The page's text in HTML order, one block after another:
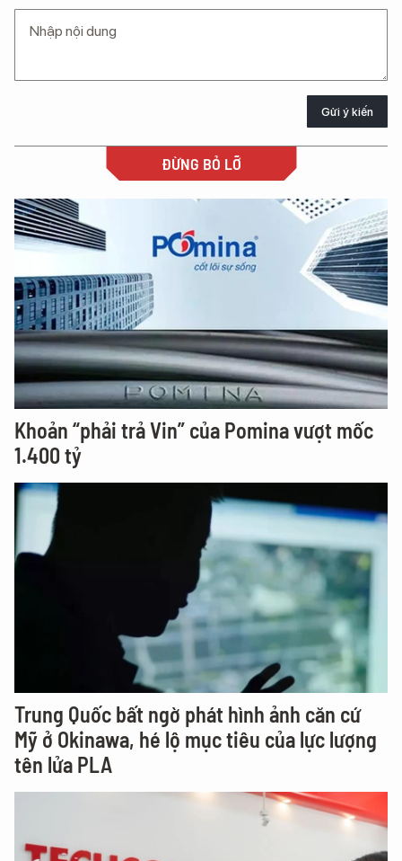
Gửi ý kiến
ĐỪNG BỎ LỠ
Khoản “phải trả Vin” của Pomina vượt mốc
1.400 tỷ
Trung Quốc bất ngờ phát hình ảnh căn cứ
Mỹ ở Okinawa, hé lộ mục tiêu của lực lượng
tên lửa PLA